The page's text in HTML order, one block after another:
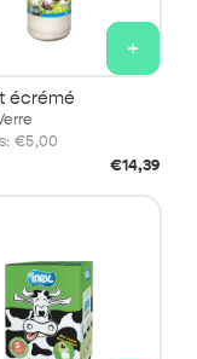
+
écrémé
€5,00
Prix
€14,39